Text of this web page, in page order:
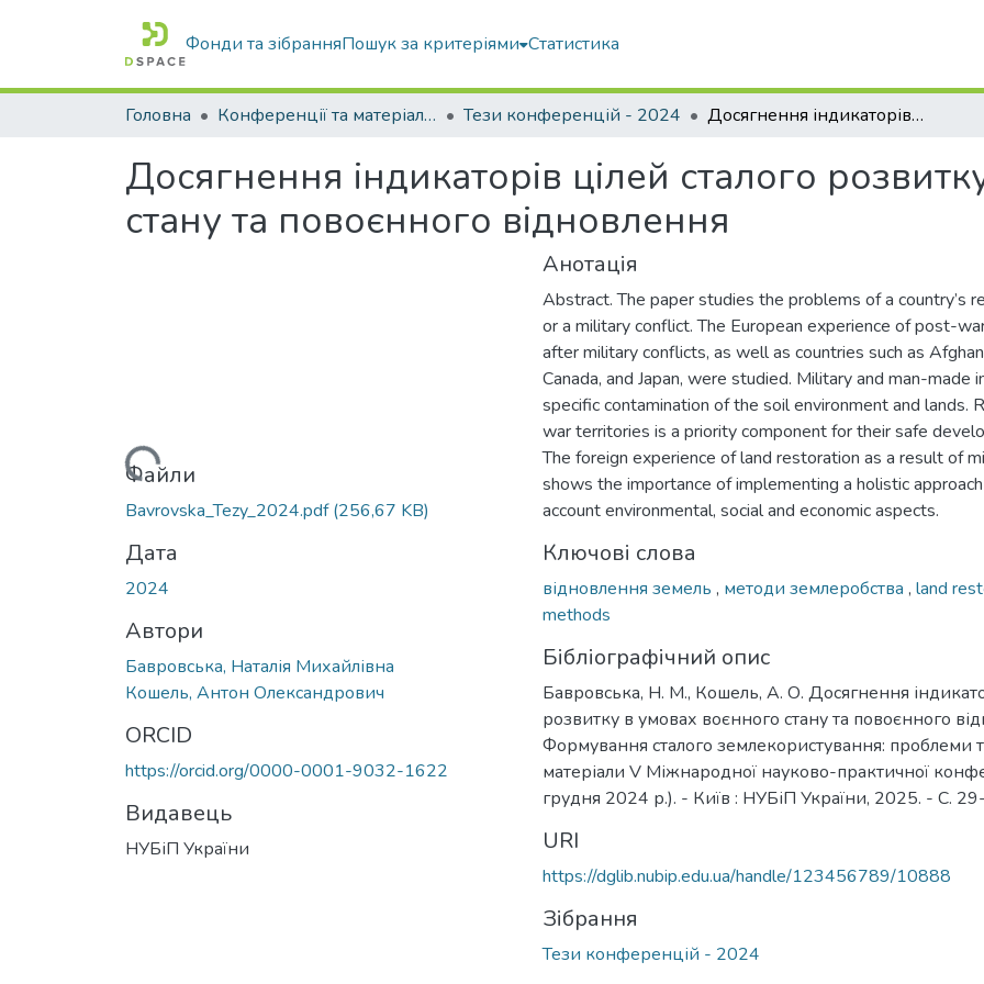
Фонди та зібранняПошук за критеріями Статистика
Головна Конференції та матеріали конференцій Тези конференцій - 2024 Досягнення індикаторів цілей сталого розвитку в умовах воєнного стану та повоєнного відновлення
Досягнення індикаторів цілей сталого
стану та повоєнного відновлення
Вантажиться...Файли
Bavrovska_Tezy_2024.pdf(256,67 KB)
Дата
2024
Автори
Бавровська, Наталія Михайлівна
Кошель, Антон Олександрович
ORCID
https://orcid.org/0000-0001-9032-1622
Видавець
НУБіП України
Анотація
Abstract. The paper studies the problems of a country’s
or a military conflict. The European experience of post-
after military conflicts, as well as countries such as
Canada, and Japan, were studied. Military and man-made
specific contamination of the soil environment and lands.
war territories is a priority component for their safe
The foreign experience of land restoration as a result of
shows the importance of implementing a holistic
account environmental, social and economic aspects.
Ключові слова
відновлення земель , методи землеробства , land
methods
Бібліографічний опис
Бавровська, Н. М., Кошель, А. О. Досягнення
розвитку в умовах воєнного стану та повоєнного
Формування сталого землекористування: проблеми
матеріали V Міжнародної науково-практичної
грудня 2024 р.). - Київ : НУБіП України, 2025. - С.
URI
https://dglib.nubip.edu.ua/handle/123456789/10888
Зібрання
Тези конференцій - 2024